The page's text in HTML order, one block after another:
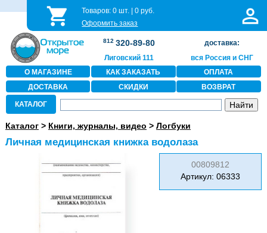
Товаров:0 шт. |0 руб.
Оформить заказ
812 320-89-80
Лиговский 111
доставка:
вся Россия и СНГ
О МАГАЗИНЕ
КАК ЗАКАЗАТЬ
ОПЛАТА
ДОСТАВКА
СКИДКИ ВОЗВРАТ
КАТАЛОГ
Каталог> Книги, журналы, видео > Логбуки
Личная медицинская книжка водолаза
00809812
Артикул: 06333